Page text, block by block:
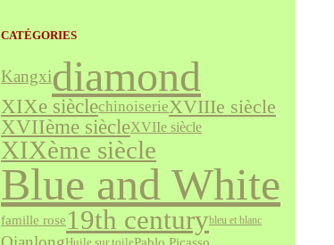
CATÉGORIES
Kangxidiamond
XIXe sièclechinoiserieXVIIIe siècle
XVIIème siècleXVIIe siècle
XIXème siècle
Blue and White
famille rose19th centurybleu et blanc
Huile sur toilePablo Picasso